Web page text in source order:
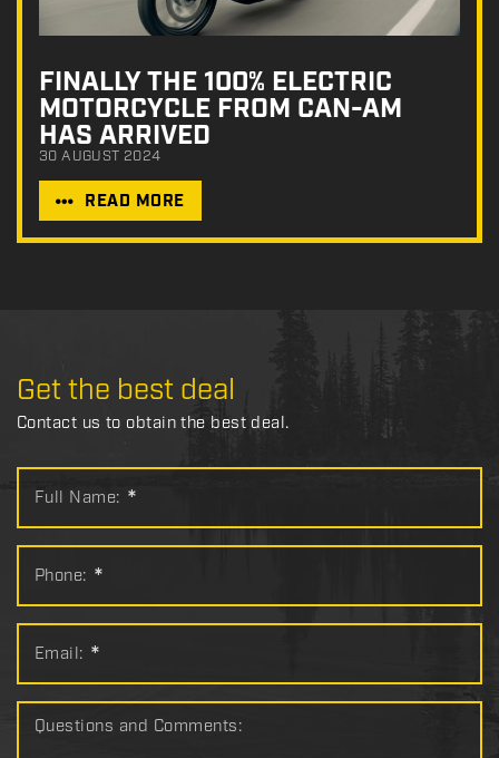
FINALLY THE 100% ELECTRIC
MOTORCYCLE FROM CAN-AM
HAS ARRIVED
30 AUGUST 2024
READ MORE
Get the best deal
Contact us to obtain the best deal.
Full Name: *
Phone: *
Email: *
Questions and Comments: